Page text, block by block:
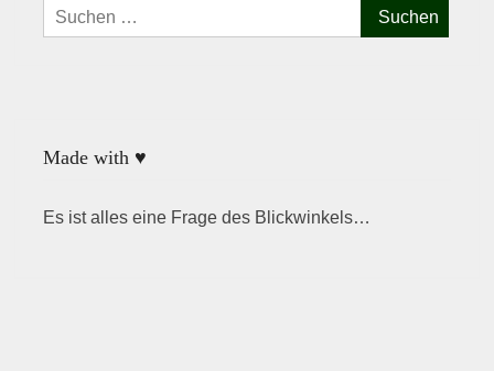
Suchen
nach:
Made with ♥
Es ist alles eine Frage des Blickwinkels…